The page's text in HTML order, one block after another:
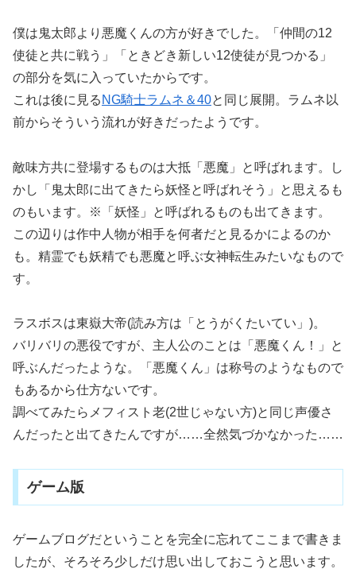
僕は鬼太郎より悪魔くんの方が好きでした。「仲間の12
使徒と共に戦う」「ときどき新しい12使徒が見つかる」
の部分を気に入っていたからです。
これは後に見る NG騎士ラムネ＆40と同じ展開。ラムネ以
前からそういう流れが好きだったようです。
敵味方共に登場するものは大抵「悪魔」と呼ばれます。し
かし「鬼太郎に出てきたら妖怪と呼ばれそう」と思えるも
のもいます。※「妖怪」と呼ばれるものも出てきます。
この辺りは作中人物が相手を何者だと見るかによるのか
も。精霊でも妖精でも悪魔と呼ぶ女神転生みたいなもので
す。
ラスボスは東嶽大帝(読み方は「とうがくたいてい」)。
バリバリの悪役ですが、主人公のことは「悪魔くん！」と
呼ぶんだったような。「悪魔くん」は称号のようなもので
もあるから仕方ないです。
調べてみたらメフィスト老(2世じゃない方)と同じ声優さ
んだったと出てきたんですが……全然気づかなかった……
ゲーム版
ゲームブログだということを完全に忘れてここまで書きま
したが、そろそろ少しだけ思い出しておこうと思います。